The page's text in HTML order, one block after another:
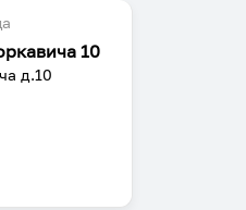
10
д.10